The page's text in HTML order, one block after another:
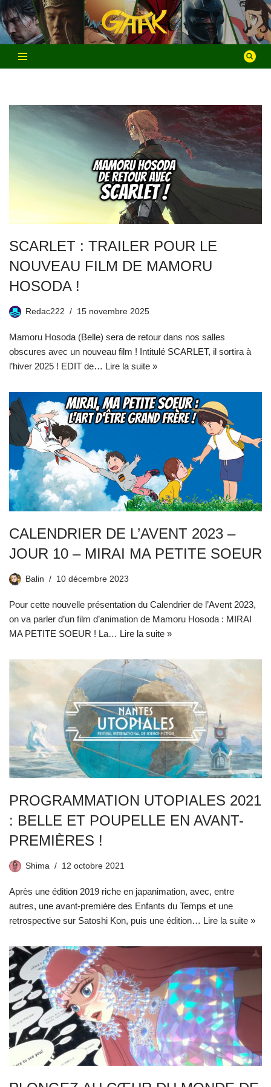
Aller
au
contenu
SCARLET : TRAILER POUR LE
NOUVEAU FILM DE MAMORU
HOSODA !
Redac222 15 novembre 2025
Mamoru Hosoda (Belle) sera de retour dans nos salles
obscures avec un nouveau film ! Intitulé SCARLET, il sortira à
l’hiver 2025 ! EDIT de… Lire la suite »
CALENDRIER DE L’AVENT 2023 –
JOUR 10 – MIRAI MA PETITE SOEUR
Balin 10 décembre 2023
Pour cette nouvelle présentation du Calendrier de l’Avent 2023,
on va parler d’un film d’animation de Mamoru Hosoda : MIRAI
MA PETITE SOEUR ! La… Lire la suite »
PROGRAMMATION UTOPIALES 2021
: BELLE ET POUPELLE EN AVANT-
PREMIÈRES !
Shima 12 octobre 2021
Après une édition 2019 riche en japanimation, avec, entre
autres, une avant-première des Enfants du Temps et une
retrospective sur Satoshi Kon, puis une édition… Lire la suite »